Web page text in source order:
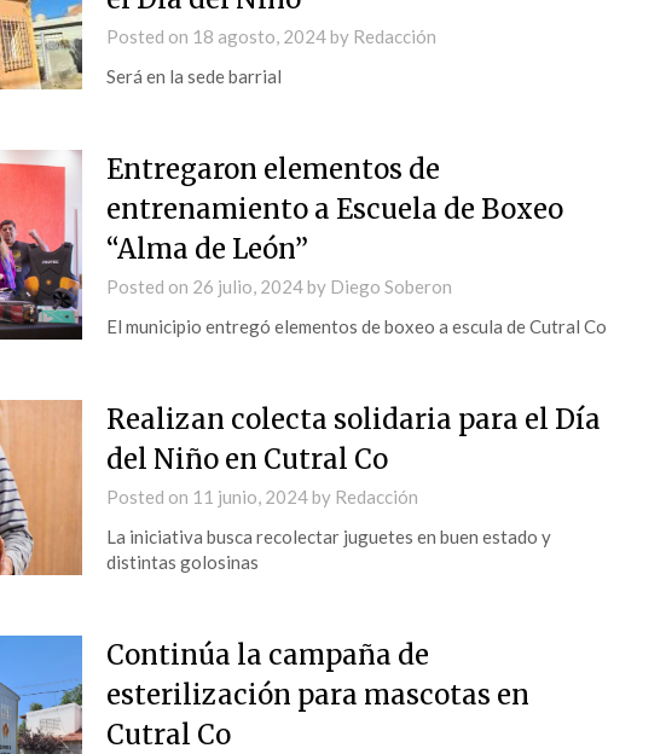
Posted on 18 agosto, 2024by Redacción
Será en la sede barrial
Entregaron elementos de
entrenamiento a Escuela de Boxeo
“Alma de León”
Posted on 26 julio, 2024by Diego Soberon
El municipio entregó elementos de boxeo a escula de Cutral Co
Realizan colecta solidaria para el Día
del Niño en Cutral Co
Posted on 11 junio, 2024by Redacción
La iniciativa busca recolectar juguetes en buen estado y
distintas golosinas
Continúa la campaña de
esterilización para mascotas en
Cutral Co